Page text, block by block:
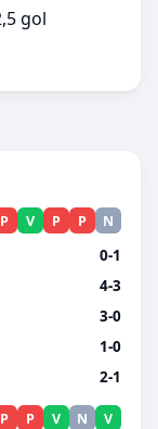
gol
P V P P N
0-1
4-3
3-0
1-0
2-1
P P V N V